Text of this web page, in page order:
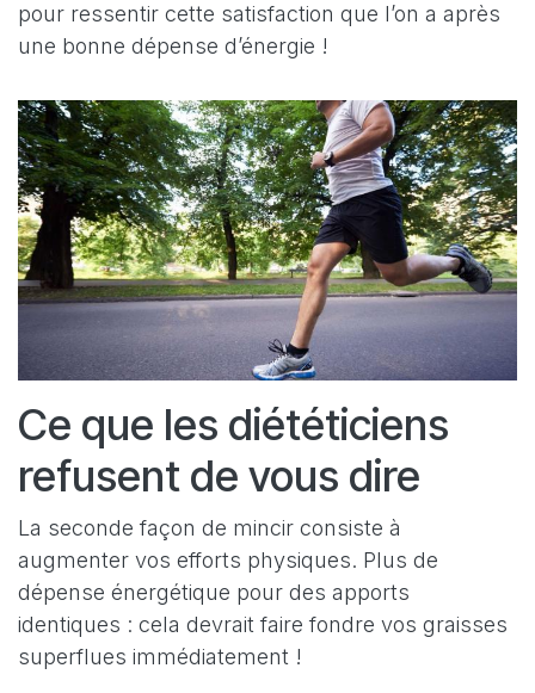
pour ressentir cette satisfaction que l’on a après
une bonne dépense d’énergie !
Ce que les diététiciens
refusent de vous dire
La seconde façon de mincir consiste à
augmenter vos efforts physiques. Plus de
dépense énergétique pour des apports
identiques : cela devrait faire fondre vos graisses
superflues immédiatement !